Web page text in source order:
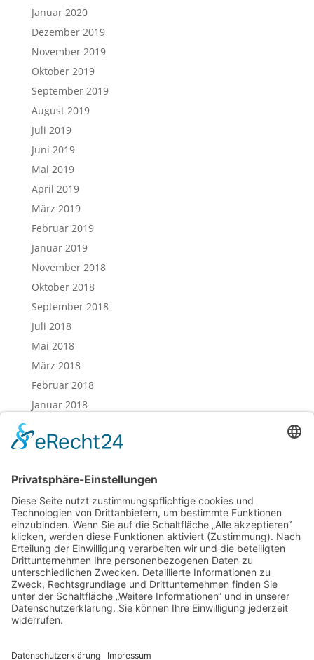
Januar 2020
Dezember 2019
November 2019
Oktober 2019
September 2019
August 2019
Juli 2019
Juni 2019
Mai 2019
April 2019
März 2019
Februar 2019
Januar 2019
November 2018
Oktober 2018
September 2018
Juli 2018
Mai 2018
März 2018
Februar 2018
Januar 2018
November 2017
August 2017
Juli 2017
Juni 2017
Mai 2017
April 2017
März 2017
Februar 2017